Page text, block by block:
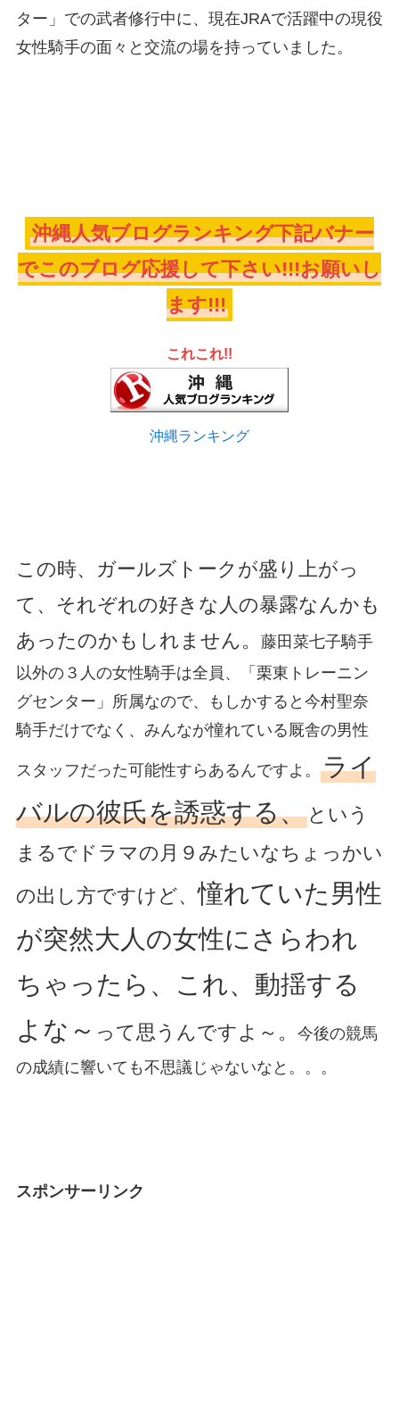
ター」での武者修行中に、現在JRAで活躍中の現役
女性騎手の面々と交流の場を持っていました。
沖縄人気ブログランキング下記バナー
でこのブログ応援して下さい!!!お願いし
ます!!!
これこれ!!
沖縄ランキング
この時、ガールズトークが盛り上がっ
て、それぞれの好きな人の暴露なんかも
あったのかもしれません。
藤田菜七子騎手
以外の３人の女性騎手は全員、「栗東トレーニン
グセンター」所属なので、もしかすると今村聖奈
騎手だけでなく、みんなが憧れている厩舎の男性
スタッフだった可能性すらあるんですよ。 ライ
バルの彼氏を誘惑する、という
まるでドラマの月９みたいなちょっかい
の出し方ですけど、憧れていた男性
が突然大人の女性にさらわれ
ちゃったら、これ、動揺する
よな～ って思うんですよ～。
今後の競馬
の成績に響いても不思議じゃないなと。。。
スポンサーリンク